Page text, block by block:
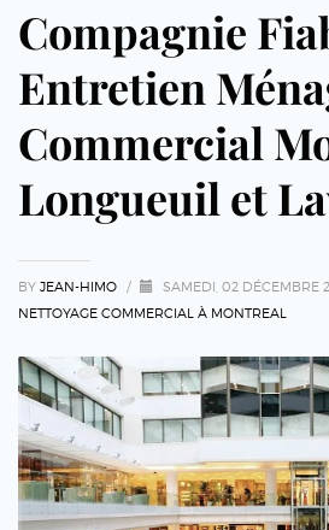
Compagnie
Entretien
Commercial
Longueuil et
BY JEAN-HIMO / SAMEDI, 02 DÉCEMBRE
NETTOYAGE COMMERCIAL À MONTREAL